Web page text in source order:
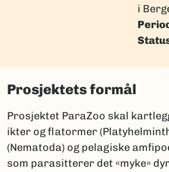
i
Prosjektets formål
Prosjektet ParaZoo skal
ikter og flatormer
(Nematoda) og pelagiske
som parasitterer det «myke»